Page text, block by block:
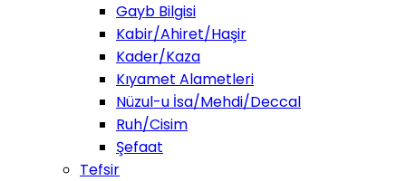
Gayb Bilgisi
Kabir/Ahiret/Haşir
Kader/Kaza
Kıyamet Alametleri
Nüzul-u İsa/Mehdi/Deccal
Ruh/Cisim
Şefaat
Tefsir